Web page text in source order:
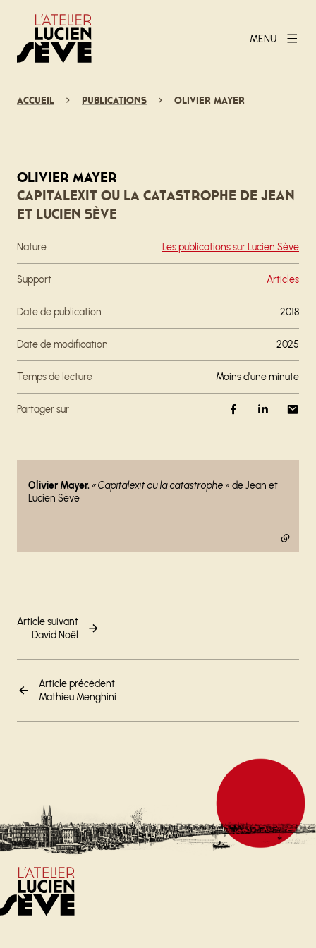
MENU
Accueil Publications Olivier Mayer
Olivier Mayer
Capitalexit ou la catastrophe de Jean
et Lucien Sève
Nature Les publications sur Lucien Sève
Support Articles
Date de publication 2018
Date de modification 2025
Temps de lecture moins d'une minute
Partager sur
- lien externe
Olivier Mayer.« Capitalexit ou la catastrophe » de Jean et
Lucien Sève
Article précédent
Mathieu Menghini
Article suivant
David Noël